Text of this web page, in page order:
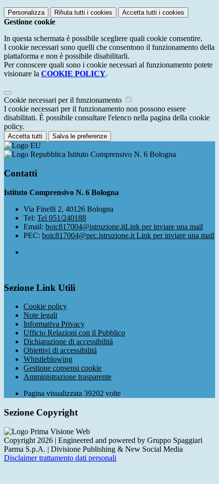
Personalizza Rifiuta tutti i cookies Accetta tutti i cookies
Gestione cookie
In questa schermata è possibile scegliere quali cookie consentire.
I cookie necessari sono quelli che consentono il funzionamento della
piattaforma e non è possibile disabilitarli.
Per conoscere quali sono i cookie necessari al funzionamento potete
visionare la COOKIE POLICY.
Cookie necessari per il funzionamento
I cookie necessari per il funzionamento non possono essere
disabilitati. È possibile consultare l'elenco nella pagina della cookie
policy.
Accetta tutti Salva le preferenze
Istituto Comprensivo N. 6 Bologna
Contatti
Istituto Comprensivo N. 6 Bologna
Via Finelli 2, 40126 Bologna
Tel: Tel 051/240188
Email: boic817004@istruzione.itLink per inviare una mail
PEC: boic817004@pec.istruzione.it Link per inviare una mail
Sezione Link Utili
Cookie policy
Note legali
Informativa Privacy
Ufficio Relazioni con il Pubblico
Dichiarazione di accessibilità
Obiettivi di accessibilità
Whistleblowing
Gestione consensi cookie
Amministrazione trasparente
Pagina visualizzata 39202 volte
Sezione Copyright
Copyright 2026 | Engineered and powered by Gruppo Spaggiari
Parma S.p.A. | Divisione Publishing & New Social Media
Disclaimer trattamento dati personali